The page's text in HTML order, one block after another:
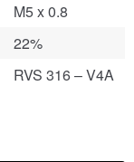
M5 x 0.8
22%
RVS 316 – V4A